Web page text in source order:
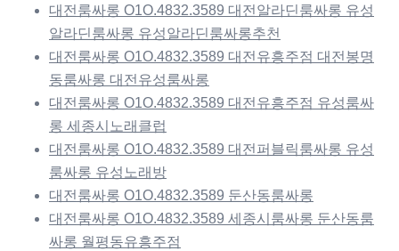
대전룸싸롱 O1O.4832.3589 대전알라딘룸싸롱 유성
알라딘룸싸롱 유성알라딘룸싸롱추천
대전룸싸롱 O1O.4832.3589 대전유흥주점 대전봉명
동룸싸롱 대전유성룸싸롱
대전룸싸롱 O1O.4832.3589 대전유흥주점 유성룸싸
롱 세종시노래클럽
대전룸싸롱 O1O.4832.3589 대전퍼블릭룸싸롱 유성
룸싸롱 유성노래방
대전룸싸롱 O1O.4832.3589 둔산동룸싸롱
대전룸싸롱 O1O.4832.3589 세종시룸싸롱 둔산동룸
싸롱 월평동유흥주점